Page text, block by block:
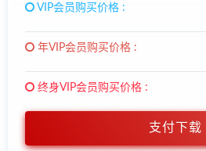
VIP会员购买价格 :
年VIP会员购买价格 :
终身VIP会员购买价格 :
支付下载